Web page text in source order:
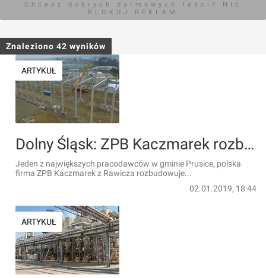
Chcesz dobrych darmowych teści? NIE
BLOKUJ REKLAM
Znaleziono 42 wyników
ARTYKUŁ
Dolny Śląsk: ZPB Kaczmarek rozbudowuje za 37 mln zł swoją fabrykę w Prusicach
Jeden z największych pracodawców w gminie Prusice, polska
firma ZPB Kaczmarek z Rawicza rozbudowuje...
02.01.2019, 18:44
ARTYKUŁ